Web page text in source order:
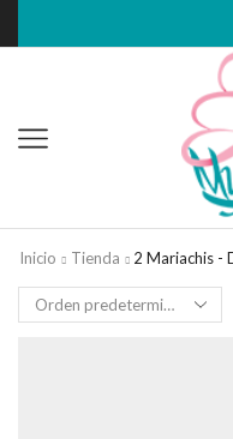
Inicio Tienda
2 Mariachis -